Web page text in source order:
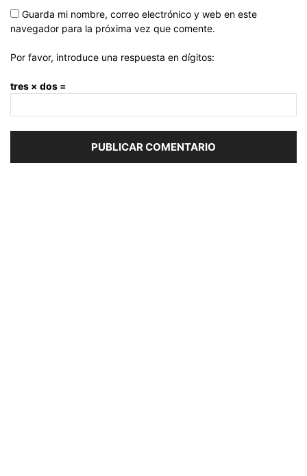
Guarda mi nombre, correo electrónico y web en este
navegador para la próxima vez que comente.
Por favor, introduce una respuesta en dígitos:
tres × dos =